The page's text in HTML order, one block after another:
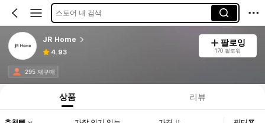
스토어 내 검색
JR Home
4.93
팔로잉
170 팔로워
295 재구매
상품 리뷰